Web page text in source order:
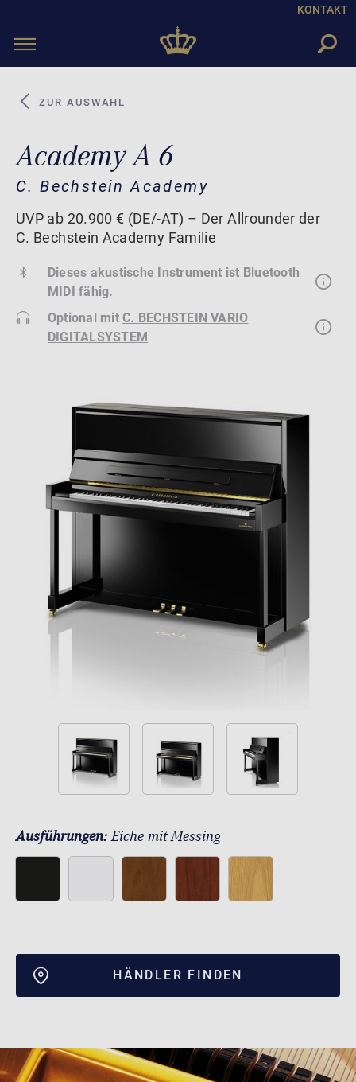
KONTAKT
Toggle
ZUR AUSWAHL
Academy A 6
C. Bechstein Academy
UVP ab 20.900 € (DE/-AT) – Der Allrounder der
C. Bechstein Academy Familie
Dieses akustische Instrument ist Bluetooth
MIDI fähig.
Optional mitC. BECHSTEIN VARIO
DIGITALSYSTEM
Ausführungen:Eiche mit Messing
HÄNDLER FINDEN